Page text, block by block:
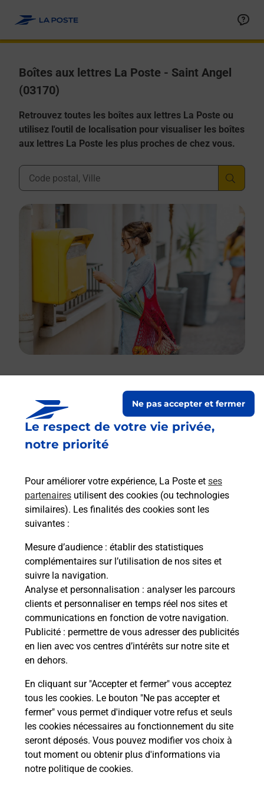
Le respect de votre vie privée,
notre priorité
Pour améliorer votre expérience, La Poste et ses
partenaires utilisent des cookies (ou technologies
similaires). Les finalités des cookies sont les
suivantes :
Mesure d’audience : établir des statistiques
complémentaires sur l’utilisation de nos sites et
suivre la navigation.
Analyse et personnalisation : analyser les parcours
clients et personnaliser en temps réel nos sites et
communications en fonction de votre navigation.
Publicité : permettre de vous adresser des publicités
en lien avec vos centres d’intérêts sur notre site et
en dehors.
En cliquant sur "Accepter et fermer" vous acceptez
tous les cookies. Le bouton "Ne pas accepter et
fermer" vous permet d'indiquer votre refus et seuls
les cookies nécessaires au fonctionnement du site
seront déposés. Vous pouvez modifier vos choix à
tout moment ou obtenir plus d'informations via
notre politique de cookies.
Ne pas accepter et fermer
Boîtes aux lettres La Poste - Saint Angel
(03170)
Retrouvez toutes les boîtes aux lettres La Poste ou
utilisez l'outil de localisation pour visualiser les boîtes
aux lettres La Poste les plus proches de chez vous.
Ville, Département, Code Postal
Boîte aux lettres La Poste
Prochaine collecte du courrier vendredi
11h00
03170 Saint Angel
Le lien s'ouvre dans un nouvel onglet
Boîte aux lettres La Poste
Prochaine collecte du courriervendredià
09h30
20 Rue Roc Du Saint
03170 Saint Angel
Le lien s'ouvre dans un nouvel onglet
Localiser Liste Boîtes aux lettres Allier Saint Angel